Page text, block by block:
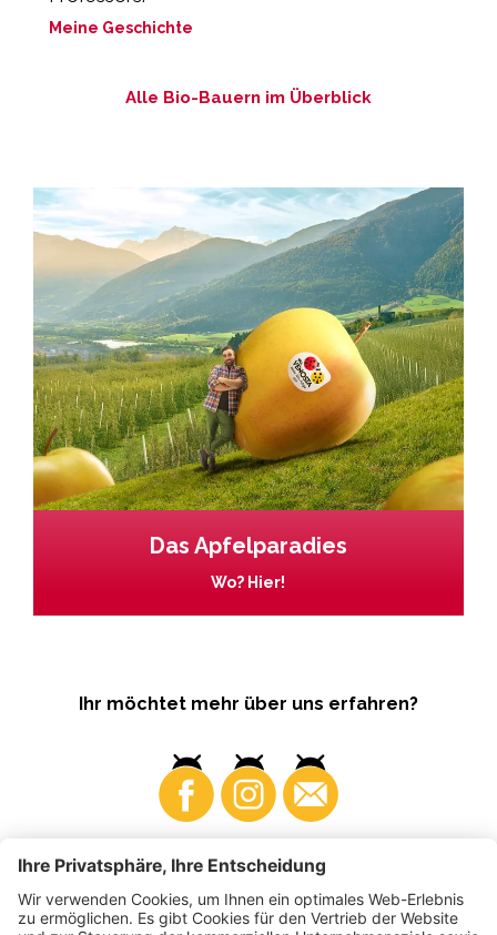
Meine Geschichte
Alle Bio-Bauern im Überblick
Das Apfelparadies
Wo? Hier!
Ihr möchtet mehr über uns erfahren?
Business Produzenten